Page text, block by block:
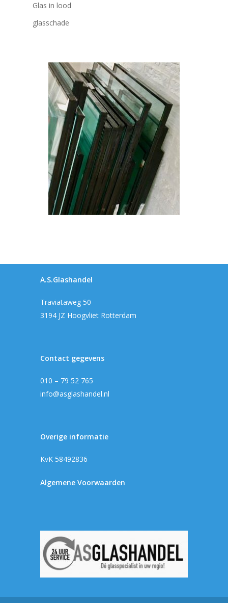
Glas in lood
glasschade
A.S.Glashandel
Traviataweg 50
3194 JZ Hoogvliet Rotterdam
Contact gegevens
010 – 79 52 765
info@asglashandel.nl
Overige informatie
KvK 58492836
Algemene Voorwaarden